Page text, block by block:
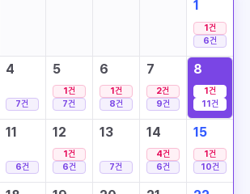
1
1건
6건
4
7건
5
1건
7건
6
1건
8건
7
2건
9건
8
1건
11건
11
6건
12
1건
6건
13
7건
14
4건
6건
15
1건
10건